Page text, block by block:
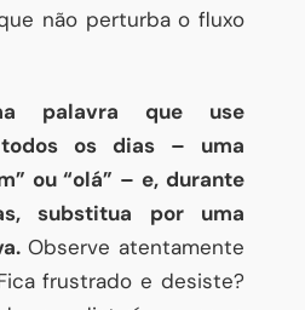
não perturba o fluxo
palavra que use
todos os dias – uma
ou “olá” – e, durante
substitua por uma
Observe atentamente
frustrado e desiste?